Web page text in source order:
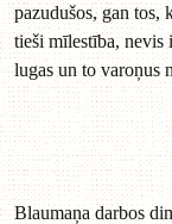
pazudušos, gan tos,
tieši mīlestība, nevis
lugas un to varoņus
Blaumaņa darbos